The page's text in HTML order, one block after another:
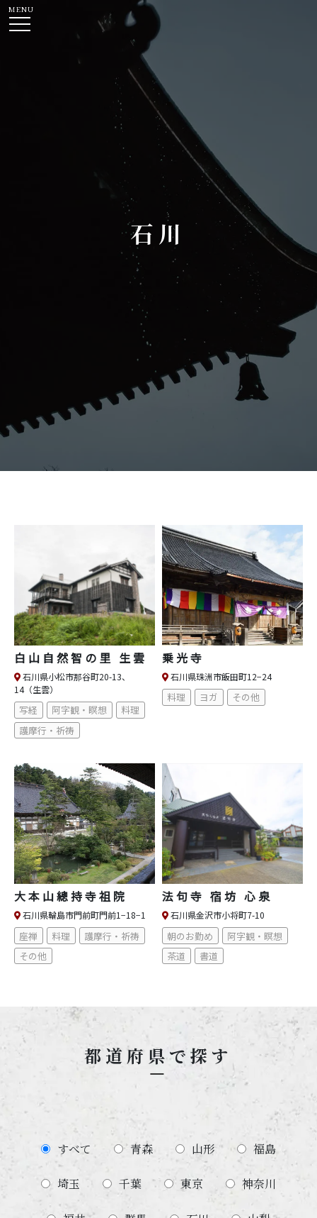
MENU
石川
白山自然智の里 生雲
石川県小松市那谷町20-13、
14（生雲）
写経 阿字観・瞑想
料理
護摩行・祈祷
乗光寺
石川県珠洲市飯田町12−24
料理 ヨガ その他
大本山總持寺祖院
石川県輪島市門前町門前1−18−1
座禅 料理
護摩行・祈祷
その他
法句寺 宿坊 心泉
石川県金沢市小将町7-10
朝のお勤め
阿字観・瞑想
茶道
書道
都道府県で探す
すべて 青森 山形 福島
埼玉 千葉 東京 神奈川